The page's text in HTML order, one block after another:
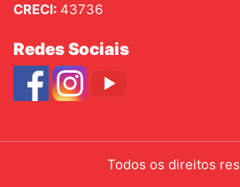
CRECI: 43736
Redes Sociais
Todos os direitos